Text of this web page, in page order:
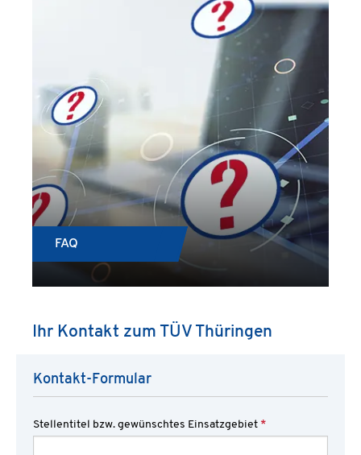
FAQ
Ihr Kontakt zum TÜV Thüringen
Kontakt-Formular
Stellentitel bzw. gewünschtes Einsatzgebiet *